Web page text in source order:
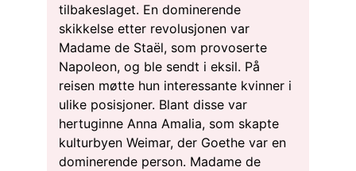
tilbakeslaget. En dominerende
skikkelse etter revolusjonen var
Madame de Staël, som provoserte
Napoleon, og ble sendt i eksil. På
reisen møtte hun interessante kvinner i
ulike posisjoner. Blant disse var
hertuginne Anna Amalia, som skapte
kulturbyen Weimar, der Goethe var en
dominerende person. Madame de